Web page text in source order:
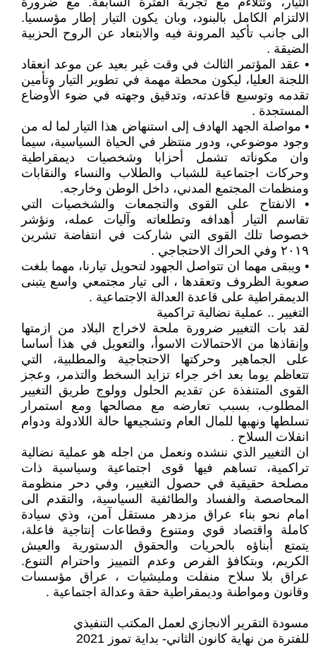
الالتزام الكامل بالبنود، وبان يكون التيار إطار مؤسسيا.
الى جانب تأكيد المرونة فيه والابتعاد عن الروح الحزبية
الضيقة .
• عقد المؤتمر الثالث في وقت غير بعيد عن موعد انعقاد
اللجنة العليا، ليكون محطة مهمة في تطوير التيار وتأمين
تقدمه وتوسيع قاعدته، وتدقيق وجهته في ضوء الأوضاع
المستجدة .
• مواصلة الجهد الهادف إلى استنهاض هذا التيار لما له من
وجود موضوعي، ودور منتظر في الحياة السياسية، سيما
وان مكوناته تشمل أحزابا وشخصيات ديمقراطية
وحركات اجتماعية للشباب والطلاب والنساء والنقابات
ومنظمات المجتمع المدني، داخل الوطن وخارجه.
• الانفتاح على القوى والتجمعات والشخصيات التي
تقاسم التيار أهدافه وتطلعاته وآليات عمله، ونؤشر
خصوصا تلك القوى التي شاركت في انتفاضة تشرين
٢٠١٩ وفي الحراك الاحتجاجي .
• ويبقى مهما ان تتواصل الجهود لتحويل تيارنا، مهما بلغت
صعوبة الظروف وتعقدها ، الى تيار مجتمعي واسع يتبنى
الديمقراطية على قاعدة العدالة الاجتماعية .
التغيير .. عملية نضالية تراكمية
لقد بات التغيير ضرورة ملحة لاخراج البلاد من ازمتها
وإنقاذها من الاحتمالات الاسوأ، والتعويل في هذا أساسا
على الجماهير وحركتها الاحتجاجية والمطلبية، التي
تتعاظم يوما بعد اخر جراء تزايد السخط والتذمر، وعجز
القوى المتنفذة عن تقديم الحلول وولوج طريق التغيير
المطلوب، بسبب تعارضه مع مصالحها ومع استمرار
تسلطها ونهبها للمال العام وتشجيعها حالة اللادولة ودوام
انفلات السلاح .
ان التغيير الذي ننشده ونعمل من اجله هو عملية نضالية
تراكمية، تساهم فيها قوى اجتماعية وسياسية ذات
مصلحة حقيقية في حصول التغيير، وفي دحر منظومة
المحاصصة والفساد والطائفية السياسية، والتقدم الى
امام نحو بناء عراق مزدهر مستقل آمن، وذي سيادة
كاملة واقتصاد قوي ومتنوع وقطاعات إنتاجية فاعلة،
يتمتع أبناؤه بالحريات والحقوق الدستورية والعيش
الكريم، وبتكافؤ الفرص وعدم التمييز واحترام التنوع.
عراق بلا سلاح منفلت ومليشيات ، عراق مؤسسات
وقانون ومواطنة وديمقراطية حقة وعدالة اجتماعية .
مسودة التقرير ألانجازي لعمل المكتب التنفيذي
للفترة من نهاية كانون الثاني- بداية تموز 2021